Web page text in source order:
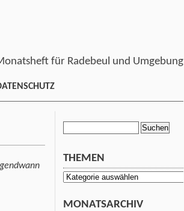
für Radebeul und Umgebung
THEMEN
Themen
MONATSARCHIV